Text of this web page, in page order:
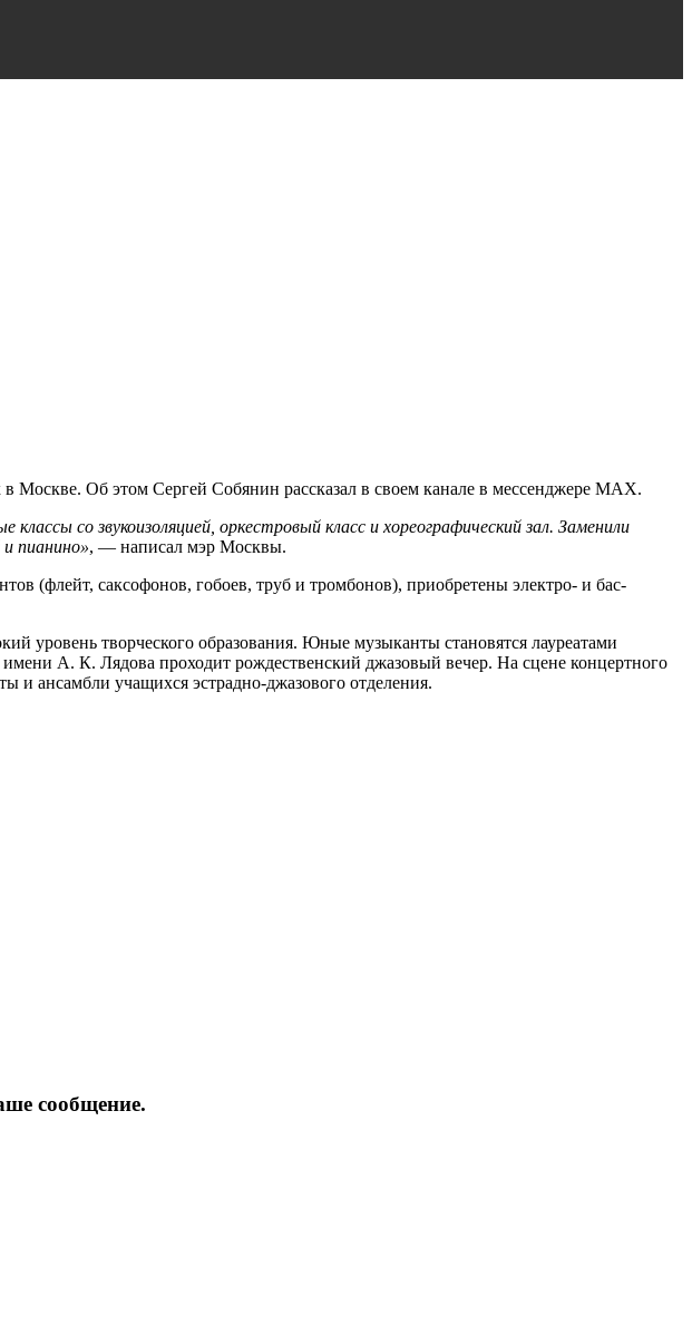
Об этом Сергей Собянин рассказал в своем канале в мессенджере MAX.
со звукоизоляцией, оркестровый класс и хореографический зал. Заменили
пианино», — написал мэр Москвы.
(флейт, саксофонов, гобоев, труб и тромбонов), приобретены электро- и бас-
уровень творческого образования. Юные музыканты становятся лауреатами
А. К. Лядова проходит рождественский джазовый вечер. На сцене концертного
и ансамбли учащихся эстрадно-джазового отделения.
сообщение.